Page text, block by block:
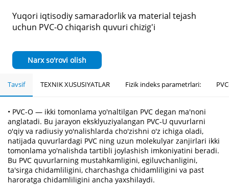
Yuqori iqtisodiy samaradorlik va material tejash
uchun PVC-O chiqarish quvuri chizig'i
Narx so'rovi olish
Tavsif TEXNIK XUSUSIYATLAR Fizik indeks parametrlari:
• PVC-O — ikki tomonlama yo'naltilgan PVC degan ma'noni
anglatadi. Bu jarayon eksklyuziyalangan PVC-U quvurlarni
o'qiy va radiusiy yo'nalishlarda cho'zishni o'z ichiga oladi,
natijada quvurlardagi PVC ning uzun molekulyar zanjirlari ikki
tomonlama yo'nalishda tartibli joylashish imkoniyatini beradi.
Bu PVC quvurlarning mustahkamligini, egiluvchanligini,
ta'sirga chidamliligini, charchashga chidamliligini va past
haroratga chidamliligini ancha yaxshilaydi.